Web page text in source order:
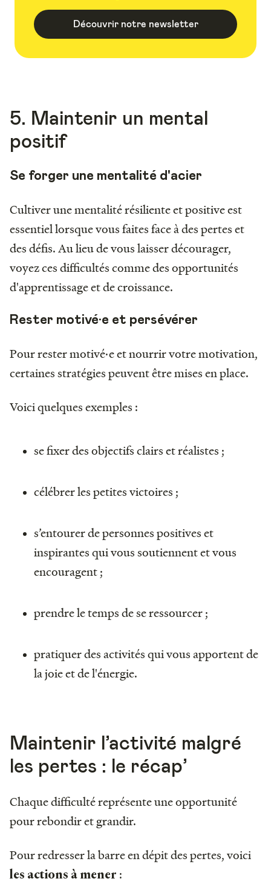
Découvrir notre newsletter
5. Maintenir un mental
positif
Se forger une mentalité d'acier
Cultiver une mentalité résiliente et positive est
essentiel lorsque vous faites face à des pertes et
des défis. Au lieu de vous laisser décourager,
voyez ces difficultés comme des opportunités
d'apprentissage et de croissance.
Rester motivé·e et persévérer
Pour rester motivé·e et nourrir votre motivation,
certaines stratégies peuvent être mises en place.
Voici quelques exemples :
se fixer des objectifs clairs et réalistes ;
célébrer les petites victoires ;
s’entourer de personnes positives et
inspirantes qui vous soutiennent et vous
encouragent ;
prendre le temps de se ressourcer ;
pratiquer des activités qui vous apportent de
la joie et de l'énergie.
Maintenir l’activité malgré
les pertes : le récap’
Chaque difficulté représente une opportunité
pour rebondir et grandir.
Pour redresser la barre en dépit des pertes, voici
les actions à mener :